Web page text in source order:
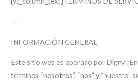
—-
INFORMACIÓN GENERAL
Este sitio web es operado por Digny .
términos “nosotros”, “nos” y “nuestro”